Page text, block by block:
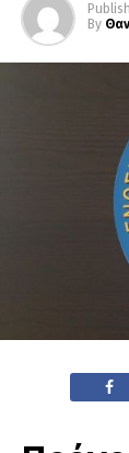
By